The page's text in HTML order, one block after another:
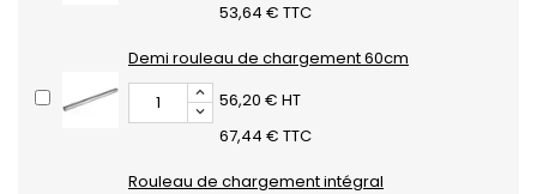
53,64 € TTC
Demi rouleau de chargement 60cm
56,20 € HT
67,44 € TTC
Rouleau de chargement intégral